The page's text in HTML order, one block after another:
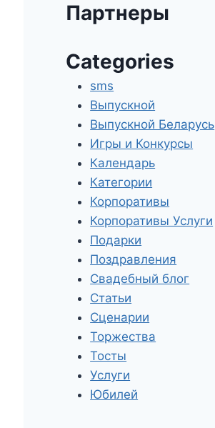
Партнеры
Categories
sms
Выпускной
Выпускной Беларусь
Игры и Конкурсы
Календарь
Категории
Корпоративы
Корпоративы Услуги
Подарки
Поздравления
Свадебный блог
Статьи
Сценарии
Торжества
Тосты
Услуги
Юбилей